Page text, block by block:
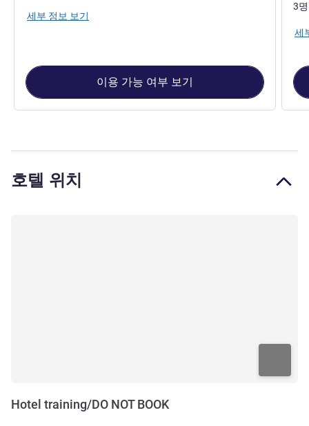
세부 정보 보기
이용 가능 여부 보기
3
세
호텔 위치
Hotel training/DO NOT BOOK